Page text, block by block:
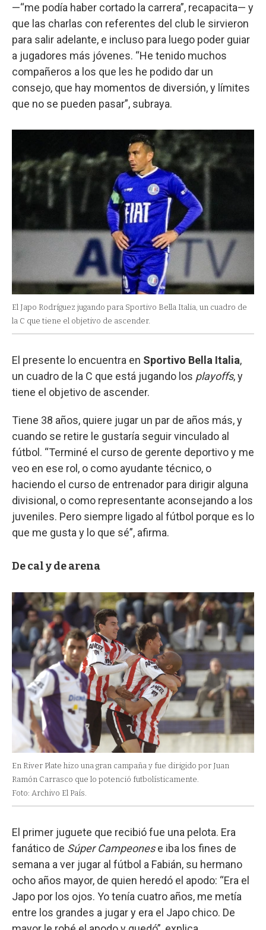
—“me podía haber cortado la carrera”, recapacita— y
que las charlas con referentes del club le sirvieron
para salir adelante, e incluso para luego poder guiar
a jugadores más jóvenes. “He tenido muchos
compañeros a los que les he podido dar un
consejo, que hay momentos de diversión, y límites
que no se pueden pasar”, subraya.
El Japo Rodríguez jugando para Sportivo Bella Italia, un cuadro de
la C que tiene el objetivo de ascender.
El presente lo encuentra en Sportivo Bella Italia,
un cuadro de la C que está jugando los playoffs, y
tiene el objetivo de ascender.
Tiene 38 años, quiere jugar un par de años más, y
cuando se retire le gustaría seguir vinculado al
fútbol. “Terminé el curso de gerente deportivo y me
veo en ese rol, o como ayudante técnico, o
haciendo el curso de entrenador para dirigir alguna
divisional, o como representante aconsejando a los
juveniles. Pero siempre ligado al fútbol porque es lo
que me gusta y lo que sé”, afirma.
De cal y de arena
En River Plate hizo una gran campaña y fue dirigido por Juan
Ramón Carrasco que lo potenció futbolísticamente.
Foto: Archivo El País.
El primer juguete que recibió fue una pelota. Era
fanático de Súper Campeonese iba los fines de
semana a ver jugar al fútbol a Fabián, su hermano
ocho años mayor, de quien heredó el apodo: “Era el
Japo por los ojos. Yo tenía cuatro años, me metía
entre los grandes a jugar y era el Japo chico. De